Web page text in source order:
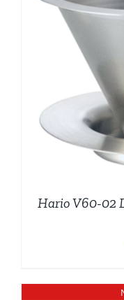
Hario V60-02